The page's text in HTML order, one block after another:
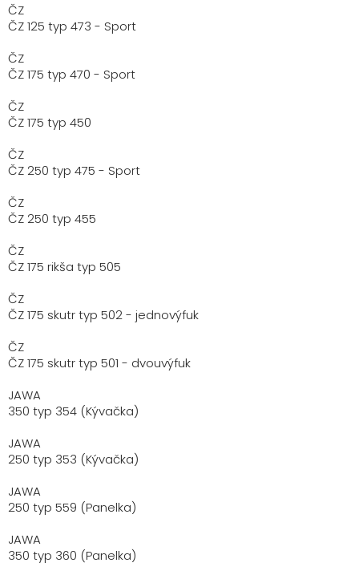
ČZ
ČZ 125 typ 473 - Sport
ČZ
ČZ 175 typ 470 - Sport
ČZ
ČZ 175 typ 450
ČZ
ČZ 250 typ 475 - Sport
ČZ
ČZ 250 typ 455
ČZ
ČZ 175 rikša typ 505
ČZ
ČZ 175 skutr typ 502 - jednovýfuk
ČZ
ČZ 175 skutr typ 501 - dvouvýfuk
JAWA
350 typ 354 (Kývačka)
JAWA
250 typ 353 (Kývačka)
JAWA
250 typ 559 (Panelka)
JAWA
350 typ 360 (Panelka)